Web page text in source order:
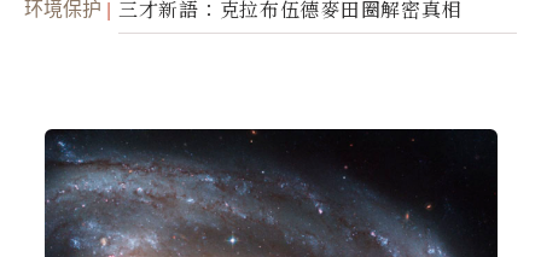
环境保护 三才新語：克拉布伍德麥田圈解密真相